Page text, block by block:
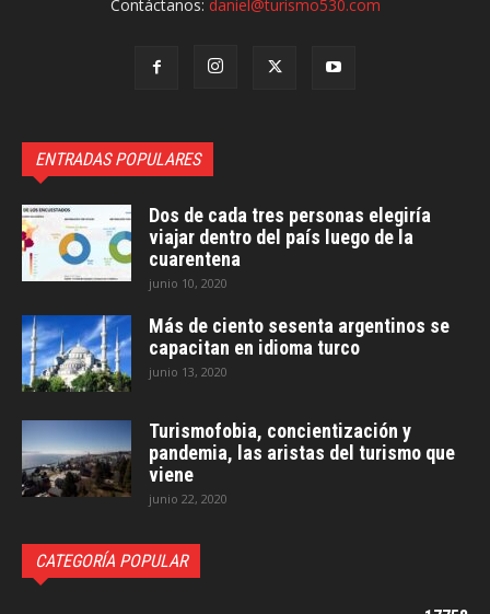
Contáctanos: daniel@turismo530.com
ENTRADAS POPULARES
Dos de cada tres personas elegiría
viajar dentro del país luego de la
cuarentena
junio 10, 2020
Más de ciento sesenta argentinos se
capacitan en idioma turco
junio 13, 2020
Turismofobia, concientización y
pandemia, las aristas del turismo que
viene
junio 22, 2020
CATEGORÍA POPULAR